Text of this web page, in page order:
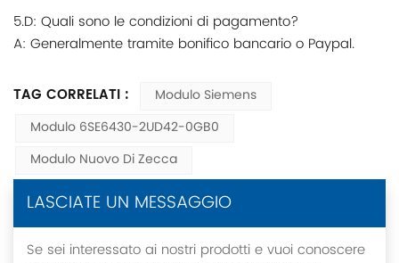
5.D: Quali sono le condizioni di pagamento?
A: Generalmente tramite bonifico bancario o Paypal.
TAG CORRELATI :
Modulo Siemens
Modulo 6SE6430-2UD42-0GB0
Modulo Nuovo Di Zecca
LASCIATE UN MESSAGGIO
Se sei interessato ai nostri prodotti e vuoi conoscere